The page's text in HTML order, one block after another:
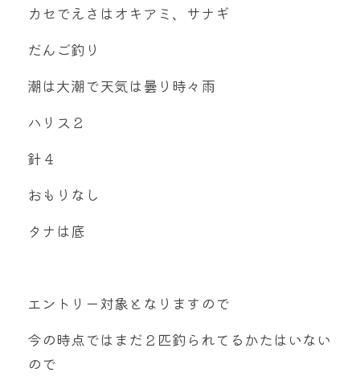
カセでえさはオキアミ、サナギ
だんご釣り
潮は大潮で天気は曇り時々雨
ハリス２
針４
おもりなし
タナは底
エントリー対象となりますので
今の時点ではまだ２匹釣られてるかたはいない
ので